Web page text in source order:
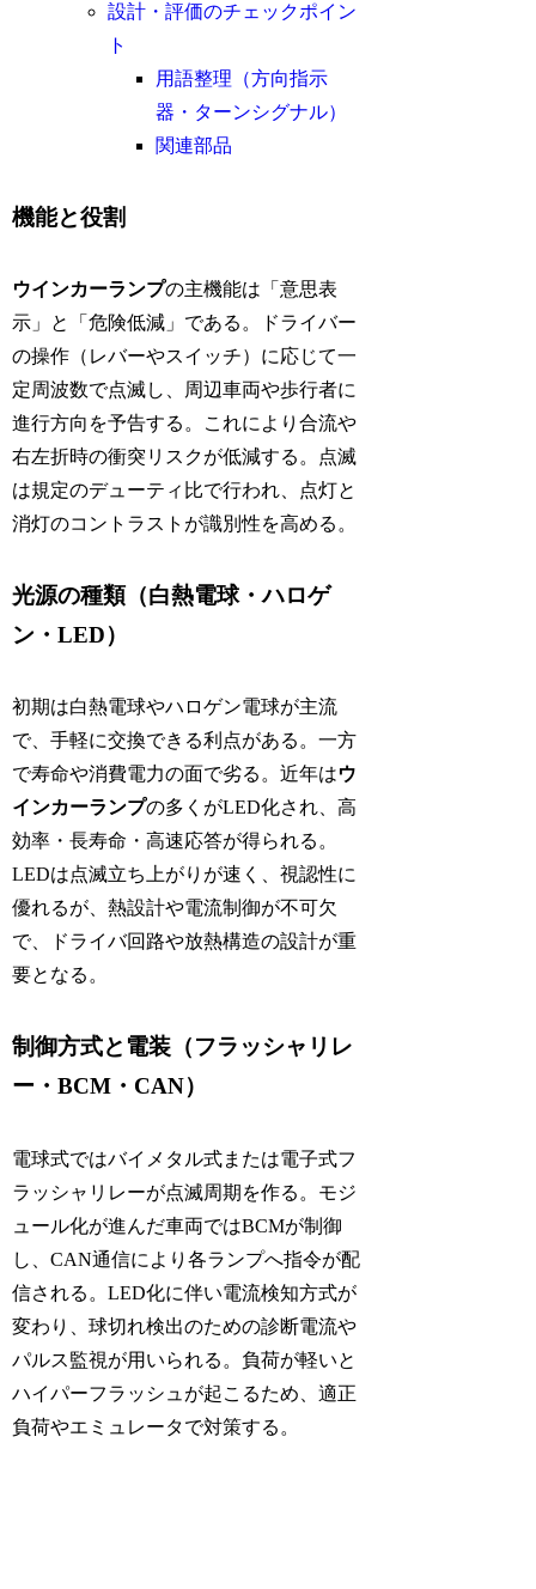
設計・評価のチェックポイン
ト
用語整理（方向指示
器・ターンシグナル）
関連部品
機能と役割
ウインカーランプの主機能は「意思表
示」と「危険低減」である。ドライバー
の操作（レバーやスイッチ）に応じて一
定周波数で点滅し、周辺車両や歩行者に
進行方向を予告する。これにより合流や
右左折時の衝突リスクが低減する。点滅
は規定のデューティ比で行われ、点灯と
消灯のコントラストが識別性を高める。
光源の種類（白熱電球・ハロゲ
ン・LED）
初期は白熱電球やハロゲン電球が主流
で、手軽に交換できる利点がある。一方
で寿命や消費電力の面で劣る。近年はウ
インカーランプの多くがLED化され、高
効率・長寿命・高速応答が得られる。
LEDは点滅立ち上がりが速く、視認性に
優れるが、熱設計や電流制御が不可欠
で、ドライバ回路や放熱構造の設計が重
要となる。
制御方式と電装（フラッシャリレ
ー・BCM・CAN）
電球式ではバイメタル式または電子式フ
ラッシャリレーが点滅周期を作る。モジ
ュール化が進んだ車両ではBCMが制御
し、CAN通信により各ランプへ指令が配
信される。LED化に伴い電流検知方式が
変わり、球切れ検出のための診断電流や
パルス監視が用いられる。負荷が軽いと
ハイパーフラッシュが起こるため、適正
負荷やエミュレータで対策する。